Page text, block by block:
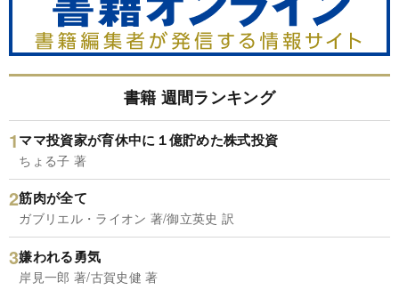
書籍 週間ランキング
ママ投資家が育休中に１億貯めた株式投資
ちょる子 著
筋肉が全て
ガブリエル・ライオン 著/御立英史 訳
嫌われる勇気
岸見一郎 著/古賀史健 著